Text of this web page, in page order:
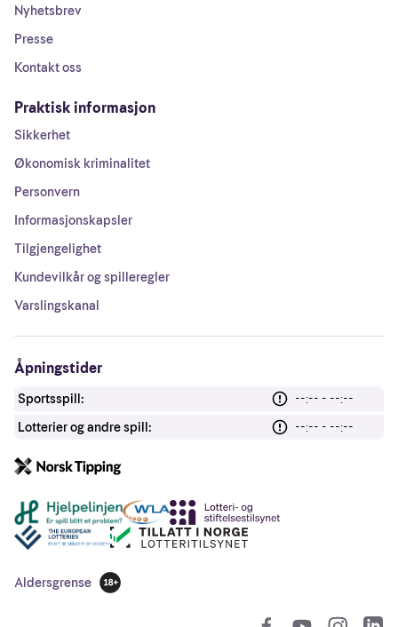
Nyhetsbrev
Presse
Kontakt oss
Praktisk informasjon
Sikkerhet
Økonomisk kriminalitet
Personvern
Informasjonskapsler
Tilgjengelighet
Kundevilkår og spilleregler
Varslingskanal
Åpningstider
Sportsspill:
--:-- - --:--
Lotterier og andre spill:
--:-- - --:--
Andre lenker
Aldersgrense
18 år